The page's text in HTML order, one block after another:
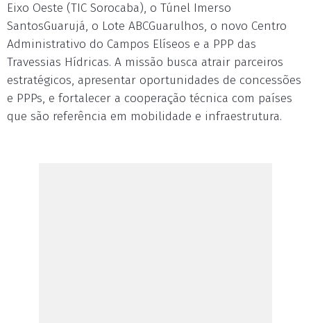
Eixo Oeste (TIC Sorocaba), o Túnel Imerso
SantosGuarujá, o Lote ABCGuarulhos, o novo Centro
Administrativo do Campos Elíseos e a PPP das
Travessias Hídricas. A missão busca atrair parceiros
estratégicos, apresentar oportunidades de concessões
e PPPs, e fortalecer a cooperação técnica com países
que são referência em mobilidade e infraestrutura.